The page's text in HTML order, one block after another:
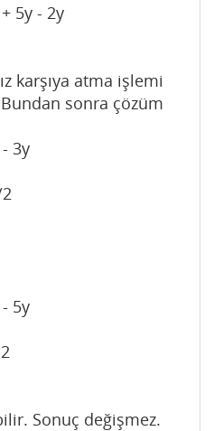
5y - 2y
karşıya atma işlemi
sonra çözüm
Sonuç değişmez.